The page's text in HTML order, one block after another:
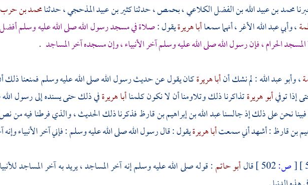
محمد بن عبيد الله بن الفضل الكلاعي،بحمص ،حدثناكثير بن عبيد المذحجي، حدثنامحمد بن
،وأبي عبد الله الأغر، أنهما سمعاأبا هريرةيقول :صلاة فيمسجد رسول اللهصلى الله عليه وسلم
المسجد الحرام، فإن رسول الله صلى الله عليه وسلم آخر الأنبياء ، وإن مسجده آخر المساجد .
،وأبو عبد الله: لم نشك أنأبا هريرةكان يقول عن حديث رسول الله صلى الله عليه وسلم فمنعنا ذلك
إذا توفيأبو هريرةتذاكرنا ذلك وتلاومنا أن لا نكون كلمناأبا هريرةفي ذلك حتى يسنده إلى رسول
نحن على ذلك إذ جالسناعبد الله بن إبراهيم بن قارظفذكرنا ذلك الحديث ، والذي فرطنا فيه من
بن قارظ: أشهد أني سمعتأبا هريرةيقول : قال رسول الله صلى الله عليه وسلم : فإني آخر الأنبياء
[ص: قالأبو حاتم: قوله صلى الله عليه وسلم إنه آخر المساجد ، يريد به آخر المساجد